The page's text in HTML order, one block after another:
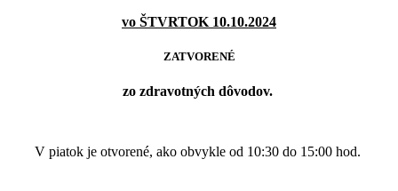
vo ŠTVRTOK 10.10.2024
ZATVORENÉ
zo zdravotných dôvodov.
V piatok je otvorené, ako obvykle od 10:30 do 15:00 hod.